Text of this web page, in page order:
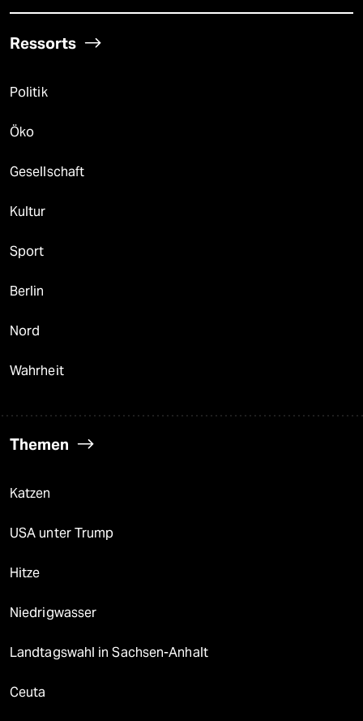
Ressorts
Politik
Öko
Gesellschaft
Kultur
Sport
Berlin
Nord
Wahrheit
Themen
Katzen
USA unter Trump
Hitze
Niedrigwasser
Landtagswahl in Sachsen-Anhalt
Ceuta